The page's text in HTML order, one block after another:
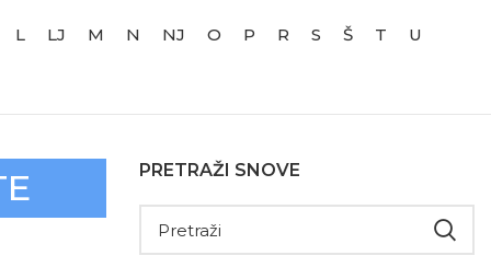
L LJ M N NJ O P R S Š T U
PRETRAŽI SNOVE